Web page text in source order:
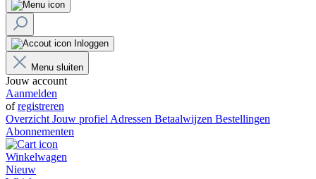
Inloggen
Menu sluiten
Jouw account
Aanmelden
ofregistreren
Overzicht Jouw profiel Adressen Betaalwijzen Bestellingen
Abonnementen
Winkelwagen
Nieuw